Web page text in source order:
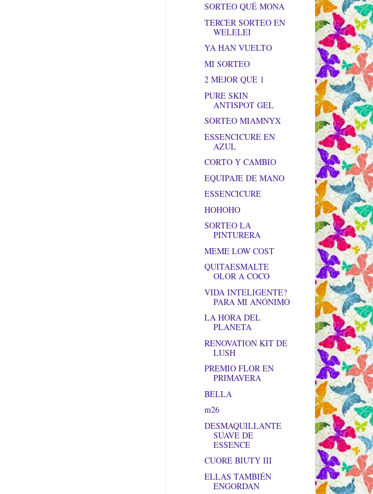
SORTEO QUÉ MONA
TERCER SORTEO EN
WELELEI
YA HAN VUELTO
MI SORTEO
2 MEJOR QUE 1
PURE SKIN
ANTISPOT GEL
SORTEO MIAMNYX
ESSENCICURE EN
AZUL
CORTO Y CAMBIO
EQUIPAJE DE MANO
ESSENCICURE
HOHOHO
SORTEO LA
PINTURERA
MEME LOW COST
QUITAESMALTE
OLOR A COCO
VIDA INTELIGENTE?
PARA MI ANÓNIMO
LA HORA DEL
PLANETA
RENOVATION KIT DE
LUSH
PREMIO FLOR EN
PRIMAVERA
BELLA
m26
DESMAQUILLANTE
SUAVE DE
ESSENCE
CUORE BIUTY III
ELLAS TAMBIÉN
ENGORDAN